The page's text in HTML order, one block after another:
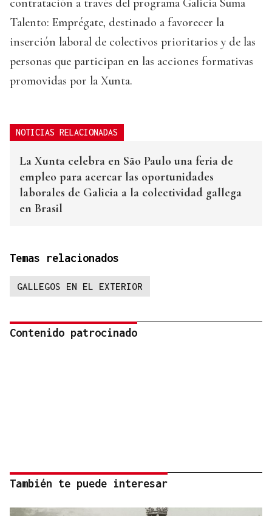
contratación a través del programa Galicia Suma
Talento: Emprégate, destinado a favorecer la
inserción laboral de colectivos prioritarios y de las
personas que participan en las acciones formativas
promovidas por la Xunta.
NOTICIAS RELACIONADAS
La Xunta celebra en São Paulo una feria de
empleo para acercar las oportunidades
laborales de Galicia a la colectividad gallega
en Brasil
Temas relacionados
GALLEGOS EN EL EXTERIOR
Contenido patrocinado
También te puede interesar